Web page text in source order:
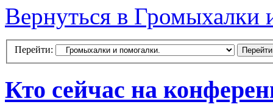
Вернуться в Громыхалки
Перейти:
Кто сейчас на